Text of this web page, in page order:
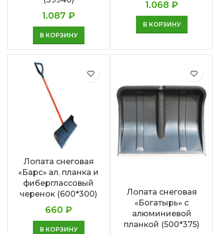
1.087 ₽
В КОРЗИНУ
1.068 ₽
В КОРЗИНУ
Лопата снеговая
«Барс» ал. планка и
фиберглассовый
черенок (600*300)
660 ₽
В КОРЗИНУ
Лопата снеговая
«Богатырь» с
алюминиевой
планкой (500*375)